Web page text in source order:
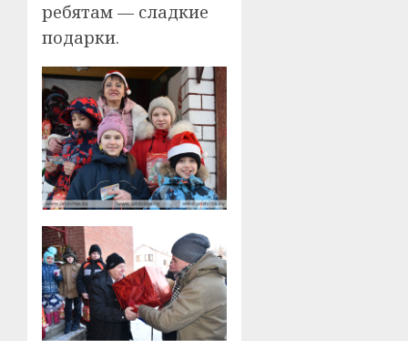
ребятам — сладкие
подарки.